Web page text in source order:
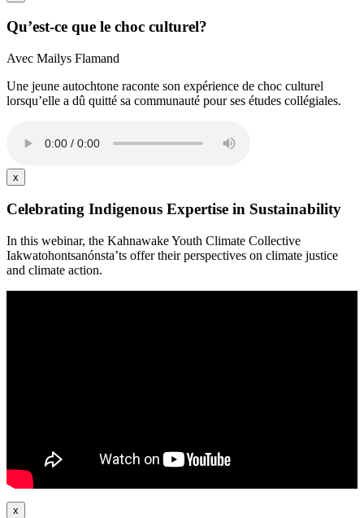
Qu’est-ce que le choc culturel?
Avec Mailys Flamand
Une jeune autochtone raconte son expérience de choc culturel
lorsqu’elle a dû quitté sa communauté pour ses études collégiales.
x
Celebrating Indigenous Expertise in Sustainability
In this webinar, the Kahnawake Youth Climate Collective
Iakwatohontsanónsta’ts offer their perspectives on climate justice
and climate action.
x